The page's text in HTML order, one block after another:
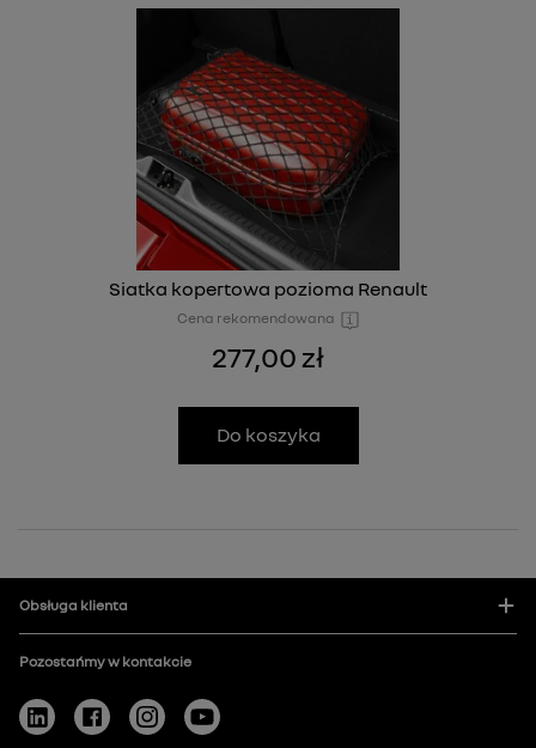
Siatka kopertowa pozioma Renault
Cena rekomendowana
277,00 zł
Do koszyka
Obsługa klienta
Pozostańmy w kontakcie